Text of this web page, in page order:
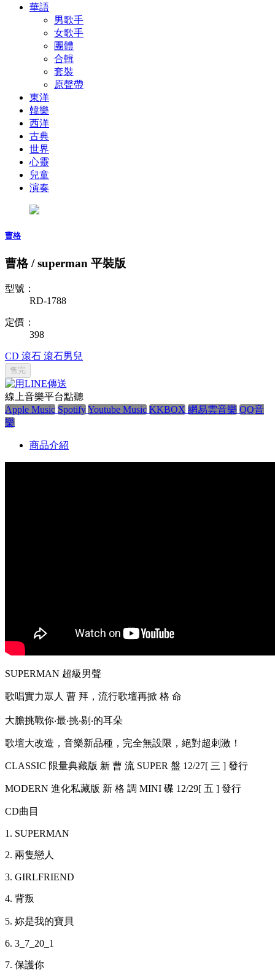
華語
男歌手
女歌手
團體
合輯
套裝
原聲帶
東洋
韓樂
西洋
古典
世界
心靈
兒童
演奏
曹格
曹格 / superman 平裝版
型號：
RD-1788
定價：
398
CD 滾石 滾石男兒
售完
線上音樂平台點聽
Apple Music SpotifyYoutube Music KKBOX 網易雲音樂 QQ音
樂
商品介紹
SUPERMAN 超級男聲
歌唱實力眾人 曹 拜，流行歌壇再掀 格 命
大膽挑戰你‧最‧挑‧剔‧的耳朵
歌壇大改造，音樂新品種，完全無設限，絕對超刺激！
CLASSIC 限量典藏版 新 曹 流 SUPER 盤 12/27[ 三 ] 發行
MODERN 進化私藏版 新 格 調 MINI 碟 12/29[ 五 ] 發行
CD曲目
1. SUPERMAN
2. 兩隻戀人
3. GIRLFRIEND
4. 背叛
5. 妳是我的寶貝
6. 3_7_20_1
7. 保護你